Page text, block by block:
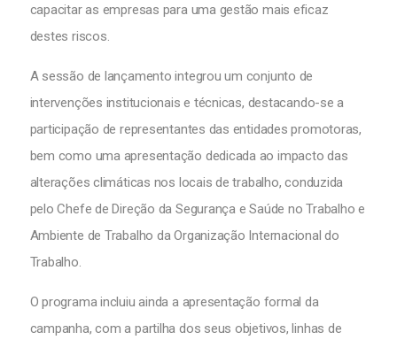
capacitar as empresas para uma gestão mais eficaz
destes riscos.
A sessão de lançamento integrou um conjunto de
intervenções institucionais e técnicas, destacando-se a
participação de representantes das entidades promotoras,
bem como uma apresentação dedicada ao impacto das
alterações climáticas nos locais de trabalho, conduzida
pelo Chefe de Direção da Segurança e Saúde no Trabalho e
Ambiente de Trabalho da Organização Internacional do
Trabalho.
O programa incluiu ainda a apresentação formal da
campanha, com a partilha dos seus objetivos, linhas de